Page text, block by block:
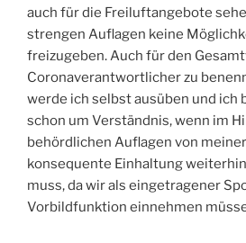
auch für die Freiluftangebote
strengen Auflagen keine
freizugeben. Auch für den
Coronaverantwortlicher zu
werde ich selbst ausüben und ich
schon um Verständnis, wenn im
behördlichen Auflagen von
konsequente Einhaltung
muss, da wir als eingetragener
Vorbildfunktion einnehmen